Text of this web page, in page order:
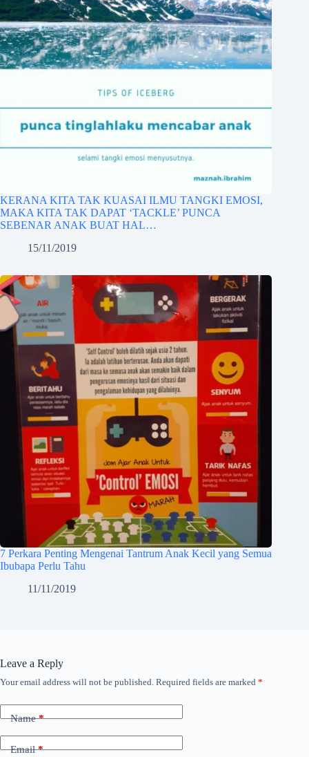
KERANA KITA TAK KUASAI ILMU TANGKI EMOSI,
MAKA KITA TAK DAPAT ‘TACKLE’ PUNCA
SEBENAR ANAK BUAT HAL…
15/11/2019
7 Perkara Penting Mengenai Tantrum Anak Kecil yang Semua
Ibubapa Perlu Tahu
11/11/2019
Leave a Reply
Your email address will not be published. Required fields are marked *
Name*
Email*